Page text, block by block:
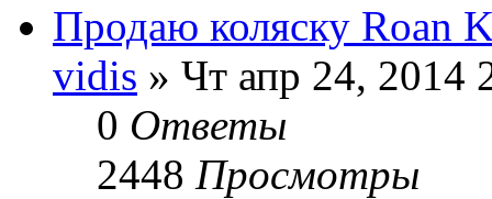
Продаю коляску Roan
vidis » Чт апр 24, 2014
0 Ответы
2448 Просмотры